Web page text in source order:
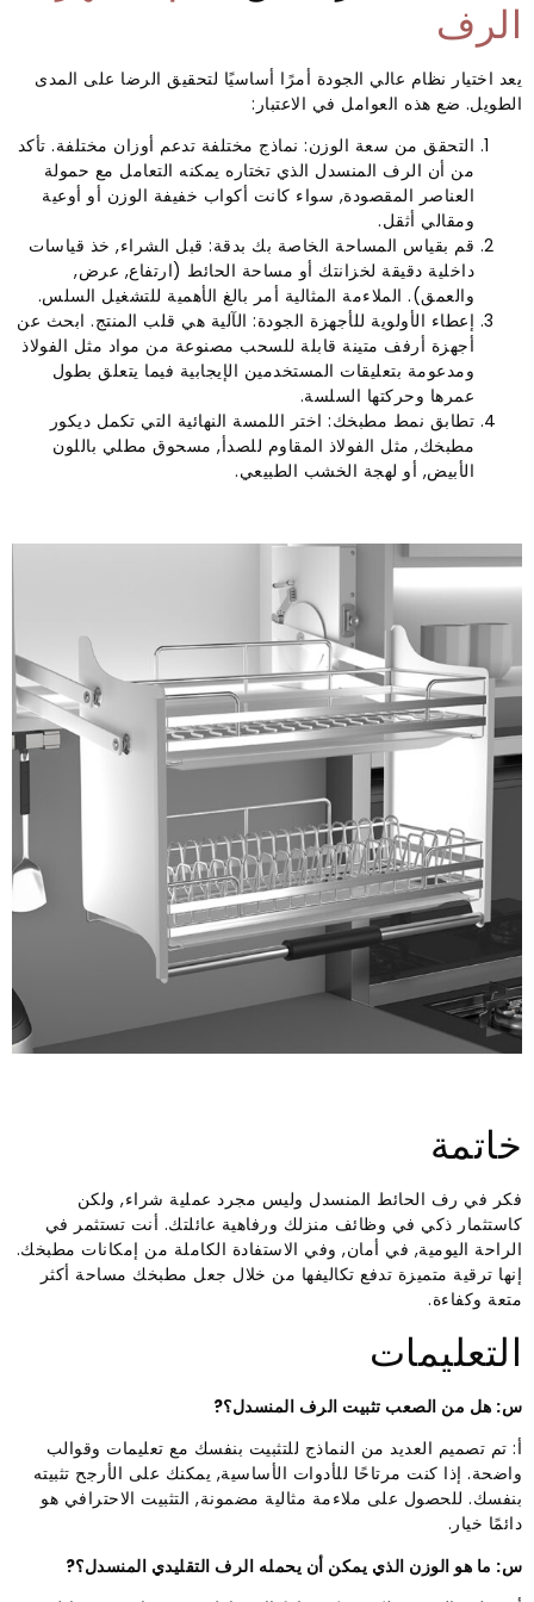
الرف
يعد اختيار نظام عالي الجودة أمرًا أساسيًا لتحقيق الرضا على المدى
الطويل. ضع هذه العوامل في الاعتبار:
التحقق من سعة الوزن: نماذج مختلفة تدعم أوزان مختلفة. تأكد
من أن الرف المنسدل الذي تختاره يمكنه التعامل مع حمولة
العناصر المقصودة, سواء كانت أكواب خفيفة الوزن أو أوعية
ومقالي أثقل.
قم بقياس المساحة الخاصة بك بدقة: قبل الشراء, خذ قياسات
داخلية دقيقة لخزانتك أو مساحة الحائط (ارتفاع, عرض,
والعمق). الملاءمة المثالية أمر بالغ الأهمية للتشغيل السلس.
إعطاء الأولوية للأجهزة الجودة: الآلية هي قلب المنتج. ابحث عن
أجهزة أرفف متينة قابلة للسحب مصنوعة من مواد مثل الفولاذ
ومدعومة بتعليقات المستخدمين الإيجابية فيما يتعلق بطول
عمرها وحركتها السلسة.
تطابق نمط مطبخك: اختر اللمسة النهائية التي تكمل ديكور
مطبخك, مثل الفولاذ المقاوم للصدأ, مسحوق مطلي باللون
الأبيض, أو لهجة الخشب الطبيعي.
خاتمة
فكر في رف الحائط المنسدل وليس مجرد عملية شراء, ولكن
كاستثمار ذكي في وظائف منزلك ورفاهية عائلتك. أنت تستثمر في
الراحة اليومية, في أمان, وفي الاستفادة الكاملة من إمكانات مطبخك.
إنها ترقية متميزة تدفع تكاليفها من خلال جعل مطبخك مساحة أكثر
متعة وكفاءة.
التعليمات
س: هل من الصعب تثبيت الرف المنسدل؟?
أ: تم تصميم العديد من النماذج للتثبيت بنفسك مع تعليمات وقوالب
واضحة. إذا كنت مرتاحًا للأدوات الأساسية, يمكنك على الأرجح تثبيته
بنفسك. للحصول على ملاءمة مثالية مضمونة, التثبيت الاحترافي هو
دائمًا خيار.
س: ما هو الوزن الذي يمكن أن يحمله الرف التقليدي المنسدل؟?